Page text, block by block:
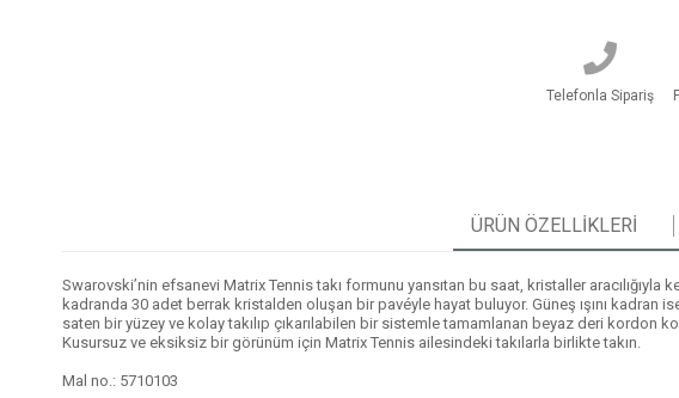
Telefonla Sipariş
ÜRÜN ÖZELLIKLERI
Swarovski’nin efsanevi Matrix Tennis takı formunu yansıtan bu saat, kristaller
kadranda 30 adet berrak kristalden oluşan bir pavéyle hayat buluyor. Güneş ışını
saten bir yüzey ve kolay takılıp çıkarılabilen bir sistemle tamamlanan beyaz deri kordon
Kusursuz ve eksiksiz bir görünüm için Matrix Tennis ailesindeki takılarla birlikte takın.
Mal no.: 5710103